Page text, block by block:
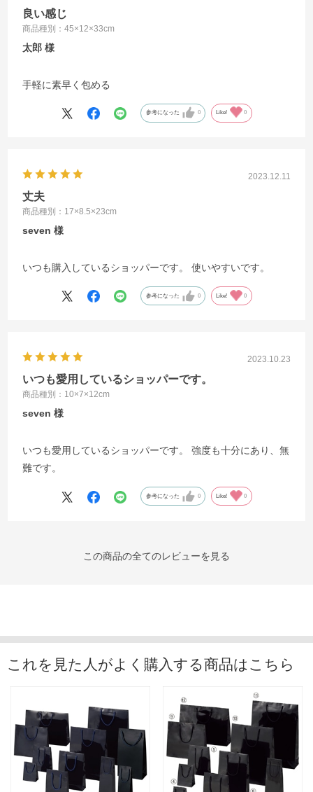
良い感じ
商品種別：45×12×33cm
太郎
手軽に素早く包める
参考になった 0 Like! 0
2023.12.11
丈夫
商品種別：17×8.5×23cm
seven
いつも購入しているショッパーです。 使いやすいです。
参考になった 0 Like! 0
2023.10.23
いつも愛用しているショッパーです。
商品種別：10×7×12cm
seven
いつも愛用しているショッパーです。 強度も十分にあり、無
難です。
参考になった 0 Like! 0
この商品の全てのレビューを見る
これを見た人がよく購入する商品はこちら